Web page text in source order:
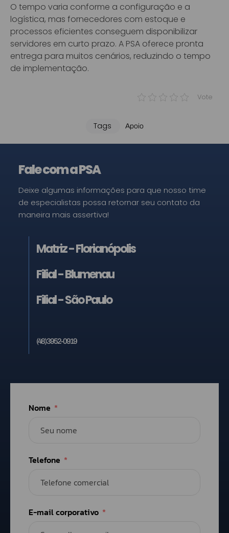
O tempo varia conforme a configuração e a
logística, mas fornecedores com estoque e
processos eficientes conseguem disponibilizar
servidores em curto prazo. A PSA oferece pronta
entrega para muitos cenários, reduzindo o tempo
de implementação.
Vote
Tags Apoio
Fale com a PSA
Deixe algumas informações para que nosso time
de especialistas possa retornar seu contato da
maneira mais assertiva!
Matriz - Florianópolis
Filial - Blumenau
Filial - São Paulo
(48) 3952-0919
Nome
Telefone
E-mail corporativo